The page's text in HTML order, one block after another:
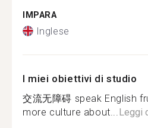
IMPARA
Inglese
I miei obiettivi di studio
交流无障碍 speak English
more culture about... Leggi